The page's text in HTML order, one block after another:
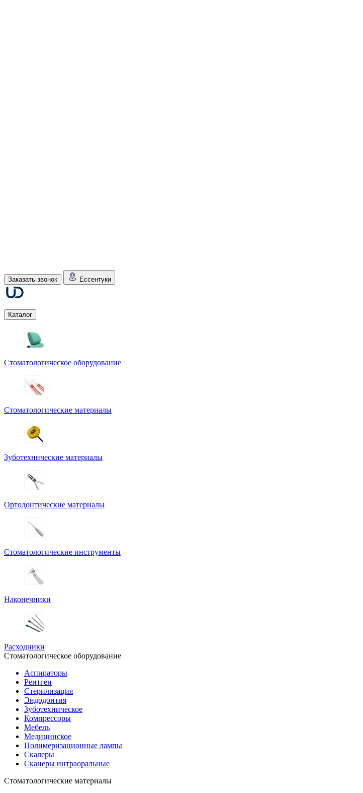
Заказать звонок Ессентуки
Каталог
Стоматологическое оборудование
Стоматологические материалы
Зуботехнические материалы
Ортодонтические материалы
Стоматологические инструменты
Наконечники
Расходники
Стоматологическое оборудование
Аспираторы
Рентген
Стерилизация
Эндодонтия
Зуботехническое
Компрессоры
Мебель
Медицинское
Полимеризационные лампы
Скалеры
Сканеры интраоральные
Стоматологические материалы